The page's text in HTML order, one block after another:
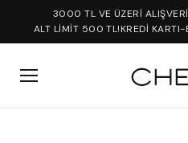
3000 TL VE ÜZERİ
ALT LİMİT 500 TL!KREDİ KARTI-